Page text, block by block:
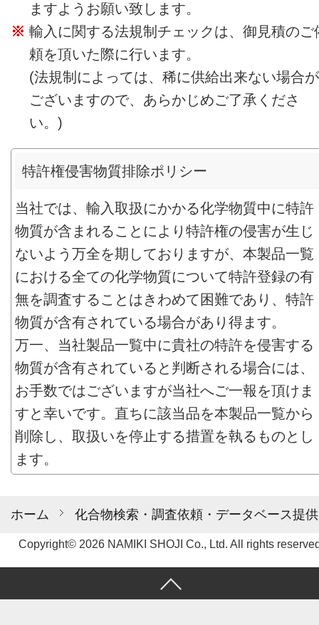
ホーム 化合物検索・調査依頼・データベース提供
ますようお願い致します。
輸入に関する法規制チェックは、御見積のご
頼を頂いた際に行います。
(法規制によっては、稀に供給出来ない場合が
ございますので、あらかじめご了承くださ
い。)
特許権侵害物質排除ポリシー
当社では、輸入取扱にかかる化学物質中に特許
物質が含まれることにより特許権の侵害が生じ
ないよう万全を期しておりますが、本製品一覧
における全ての化学物質について特許登録の有
無を調査することはきわめて困難であり、特許
物質が含有されている場合があり得ます。
万一、当社製品一覧中に貴社の特許を侵害する
物質が含有されていると判断される場合には、
お手数ではございますが当社へご一報を頂けま
すと幸いです。直ちに該当品を本製品一覧から
削除し、取扱いを停止する措置を執るものとし
ます。
Copyright© 2026 NAMIKI SHOJI Co., Ltd. All rights